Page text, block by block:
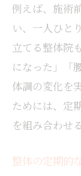
腰痛
ア
整体
施術
整体
岩国
策
整体と
例えば、施術
い、一人ひと
立てる整体院
になった」「
体調の変化を
ためには、定
を組み合わせ
整体の定期的